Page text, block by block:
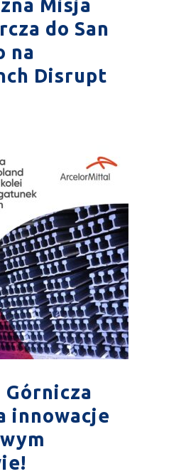
Misja
do San
na
Disrupt
Górnicza
innowacje